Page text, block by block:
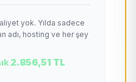
yok. Yılda sadece
adı, hosting ve her şey
2.856,51 TL